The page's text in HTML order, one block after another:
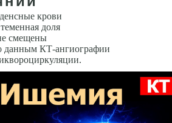
крови
доля
смещены
дан­ным КТ-ангиографии